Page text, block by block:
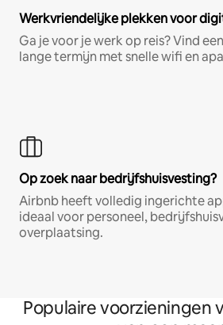
Werkvriendelijke plekken voor
Ga je voor je werk op reis? Vind
lange termijn met snelle wifi en
Op zoek naar bedrijfshuisvesting?
Airbnb heeft volledig ingerichte
ideaal voor personeel,
overplaatsing.
Populaire voorzieningen